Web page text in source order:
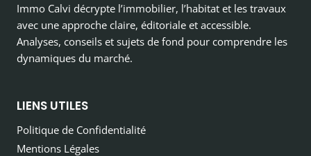
Immo Calvi décrypte l’immobilier, l’habitat et les travaux
avec une approche claire, éditoriale et accessible.
Analyses, conseils et sujets de fond pour comprendre les
dynamiques du marché.
LIENS UTILES
Politique de Confidentialité
Mentions Légales